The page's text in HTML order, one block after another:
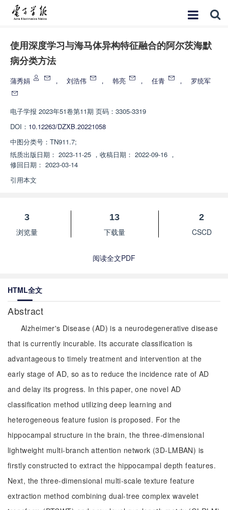
使用深度学习与海马体异构特征融合的阿尔茨海默
病分类方法
蒲秀娟 ， 刘浩伟 ， 韩亮 ， 任青 ， 罗统军
电子学报 2023年51卷第11期 页码：3305-3319
DOI： 10.12263/DZXB.20221058
中图分类号： TN911.7;
纸质出版日期： 2023-11-25 ， 收稿日期： 2022-09-16 ，
修回日期： 2023-03-14
引用本文
3
浏览量
13
下载量
2
CSCD
阅读全文PDF
HTML全文
Abstract
Alzheimer's Disease (AD) is a neurodegenerative disease
that is currently incurable. Its accurate classification is
advantageous to timely treatment and intervention at the
early stage of AD, so as to reduce the incidence rate of AD
and delay its progress. In this paper, one novel AD
classification method utilizing deep learning and
heterogeneous feature fusion is proposed. For the
hippocampal structure in the brain, the three-dimensional
lightweight multi-branch attention network (3D-LMBAN) is
firstly constructed to extract the hippocampal depth features.
Next, the three-dimensional multi-scale texture feature
extraction method combining dual-tree complex wavelet